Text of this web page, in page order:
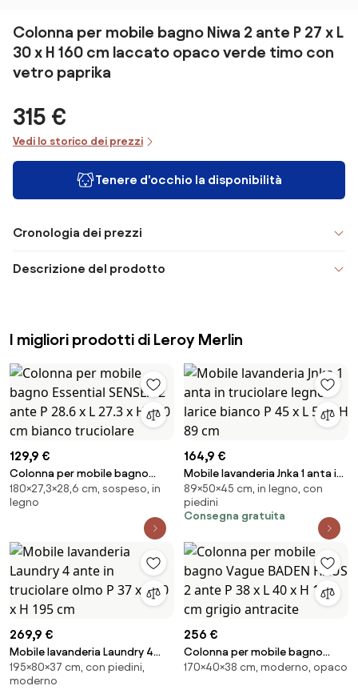
Colonna per mobile bagno Niwa 2 ante P 27 x L
30 x H 160 cm laccato opaco verde timo con
vetro paprika
315 €
Vedi lo storico dei prezzi
Tenere d'occhio la disponibilità
Cronologia dei prezzi
Descrizione del prodotto
I migliori prodotti di Leroy Merlin
129,9 €
Colonna per mobile bagno
Essential SENSEA 2 ante P 28.6 x
L 27.3 x H 180 cm bianco
180×27,3×28,6 cm, sospeso, in
legno
164,9 €
Mobile lavanderia Jnka 1 anta in
truciolare legno larice bianco P
45 x L 50 x H 89 cm
89×50×45 cm, in legno, con
piedini
Consegna gratuita
269,9 €
Mobile lavanderia Laundry 4
ante in truciolare olmo P 37 x L
80 x H 195 cm
195×80×37 cm, con piedini,
moderno
256 €
Colonna per mobile bagno
Vague BADEN HAUS 2 ante P 38 x
170×40×38 cm, moderno, opaco